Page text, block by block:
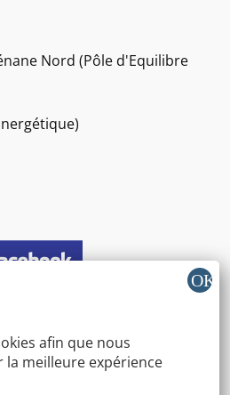
Nord (Pôle d'Equilibre
afin que nous
meilleure expérience